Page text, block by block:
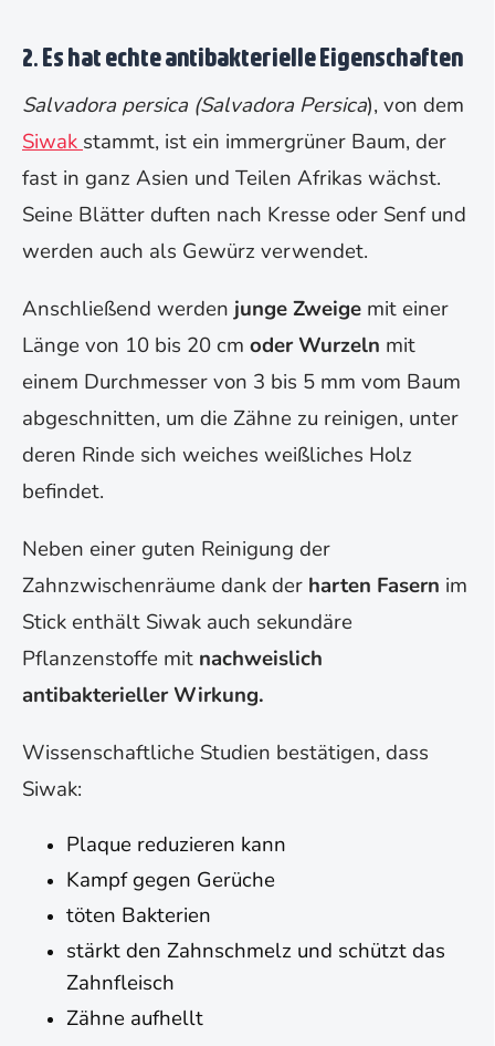
2. Es hat echte antibakterielle Eigenschaften
Salvadora persica (Salvadora Persica), von dem
Siwak stammt, ist ein immergrüner Baum, der
fast in ganz Asien und Teilen Afrikas wächst.
Seine Blätter duften nach Kresse oder Senf und
werden auch als Gewürz verwendet.
Anschließend werden junge Zweige mit einer
Länge von 10 bis 20 cm oder Wurzeln mit
einem Durchmesser von 3 bis 5 mm vom Baum
abgeschnitten, um die Zähne zu reinigen, unter
deren Rinde sich weiches weißliches Holz
befindet.
Neben einer guten Reinigung der
Zahnzwischenräume dank der harten Fasern im
Stick enthält Siwak auch sekundäre
Pflanzenstoffe mit nachweislich
antibakterieller Wirkung.
Wissenschaftliche Studien bestätigen, dass
Siwak:
Plaque reduzieren kann
Kampf gegen Gerüche
töten Bakterien
stärkt den Zahnschmelz und schützt das
Zahnfleisch
Zähne aufhellt